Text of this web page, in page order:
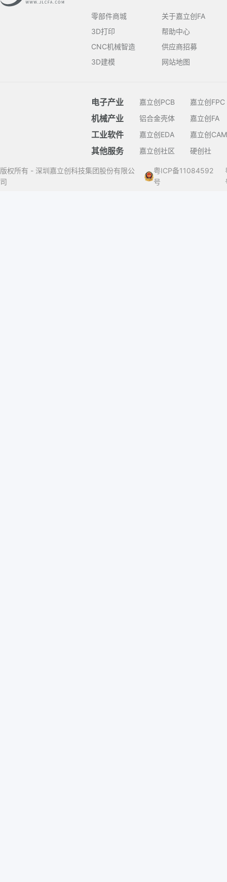
零部件商城
3D打印
CNC机械智造
3D建模
关于嘉立创FA
帮助中心
供应商招募
网站地图
电子产业 嘉立创PCB 嘉立创FPC
机械产业 铝合金壳体 嘉立创FA
工业软件 嘉立创EDA 嘉立创CAM
其他服务 嘉立创社区 硬创社
版权所有 - 深圳嘉立创科技集团股份有限公
司
粤ICP备11084592
号